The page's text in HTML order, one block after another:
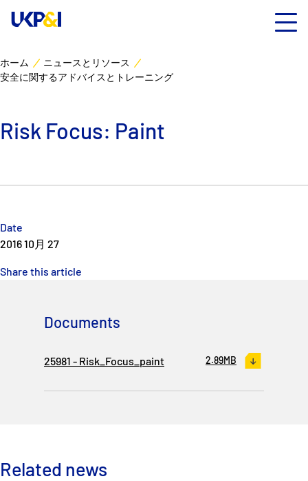
P&I Emergency Contacts
Fixed P&I Emergency Contacts
カバー
リスクマネジメント
UK P&I クラブについて
コンタクト
ホーム
ニュースとリソース
安全に関するアドバイスとトレーニング
Risk Focus: Paint
Date
2016 10月 27
Share this article
Documents
25981 - Risk_Focus_paint 2.89MB
Related news